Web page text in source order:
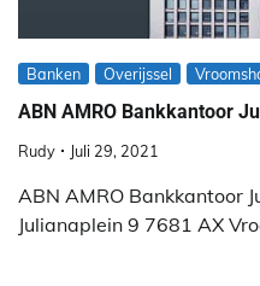
Banken Overijssel
ABN AMRO Bankkantoor
Rudy Juli 29, 2021
ABN AMRO Bankkantoor
Julianaplein 9 7681 AX